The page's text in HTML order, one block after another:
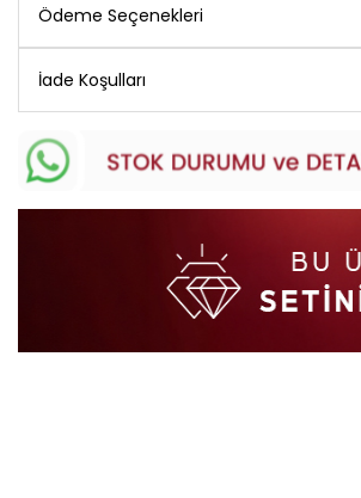
Ödeme Seçenekleri
İade Koşulları